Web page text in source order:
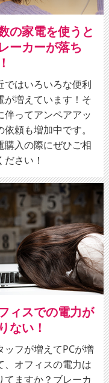
の家電を使うと
ーカーが落ち
ではいろいろな便利
が増えています！そ
伴ってアンペアアッ
依頼も増加中です。
購入の際にぜひご相
ださい！
ィスでの電力が
ない！
ッフが増えてPCが増
、オフィスの電力は
てますか？ブレーカ